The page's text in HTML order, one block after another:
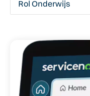
Rol Onderwijs